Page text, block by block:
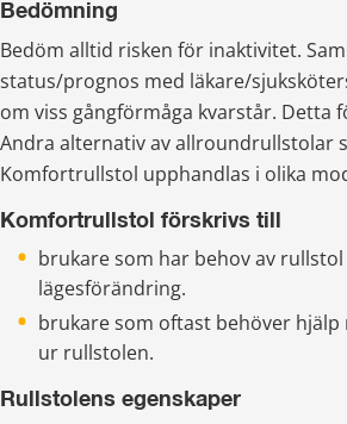
Bedömning
Bedöm alltid risken för inaktivitet.
status/prognos med läkare/
om viss gångförmåga kvarstår.
Andra alternativ av allroundrullstolar
Komfortrullstol upphandlas i olika
Komfortrullstol förskrivs till
brukare som har behov av
lägesförändring.
brukare som oftast behöver
ur rullstolen.
Rullstolens egenskaper